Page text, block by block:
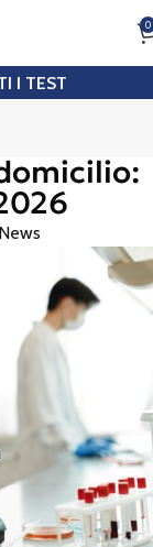
0
I TEST
News